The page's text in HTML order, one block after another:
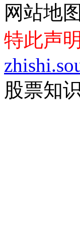
网站地
特此声
股票知